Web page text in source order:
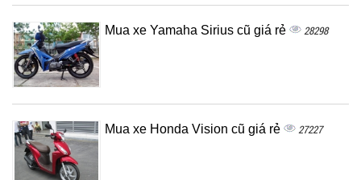
Mua xe Yamaha Sirius cũ giá rẻ 28298
Mua xe Honda Vision cũ giá rẻ 27227